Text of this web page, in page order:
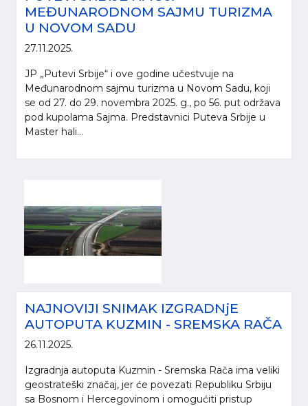
MEĐUNARODNOM SAJMU TURIZMA
U NOVOM SADU
27.11.2025.
JP „Putevi Srbije“ i ove godine učestvuje na
Međunarodnom sajmu turizma u Novom Sadu, koji
se od 27. do 29. novembra 2025. g., po 56. put održava
pod kupolama Sajma. Predstavnici Puteva Srbije u
Master hali...
NAJNOVIJI SNIMAK IZGRADNjE
AUTOPUTA KUZMIN - SREMSKA RAČA
26.11.2025.
Izgradnja autoputa Kuzmin - Sremska Rača ima veliki
geostrateški značaj, jer će povezati Republiku Srbiju
sa Bosnom i Hercegovinom i omogućiti pristup